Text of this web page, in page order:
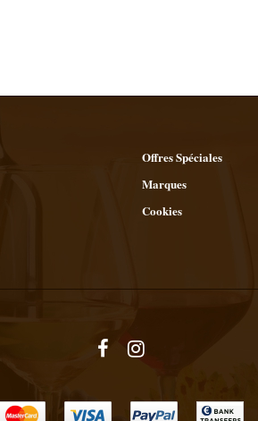
Offres Spéciales
Marques
Cookies